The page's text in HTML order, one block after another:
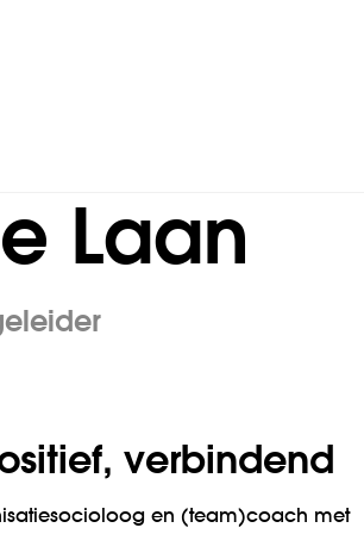
Laan
verbindend
en (team)coach met